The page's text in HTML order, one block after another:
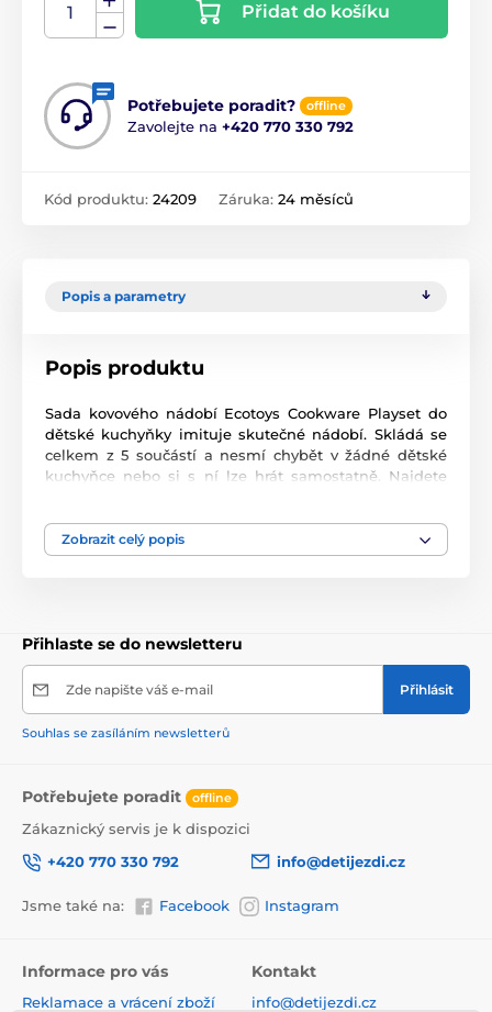
Přidat do košíku
Potřebujete poradit? offline
Zavolejte na +420 770 330 792
Kód produktu: 24209 Záruka: 24 měsíců
Popis a parametry
Popis produktu
Sada kovového nádobí Ecotoys Cookware Playset do
dětské kuchyňky imituje skutečné nádobí. Skládá se
celkem z 5 součástí a nesmí chybět v žádné dětské
kuchyňce nebo si s ní lze hrát samostatně. Najdete
Zobrazit celý popis
Přihlaste se do newsletteru
Zde napište váš e-mail Přihlásit
Souhlas se zasíláním newsletterů
Potřebujete poradit offline
Zákaznický servis je k dispozici
+420 770 330 792
info@detijezdi.cz
Jsme také na: Facebook Instagram
Informace pro vás
Reklamace a vrácení zboží
Kontakt
info@detijezdi.cz